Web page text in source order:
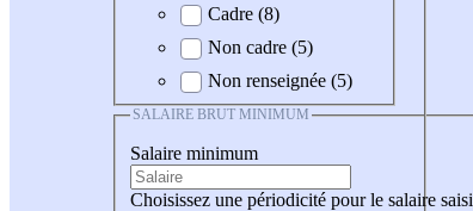
Cadre (8)
Non cadre (5)
Non renseignée (5)
SALAIRE BRUT MINIMUM
Salaire minimum
Choisissez une périodicité pour le salaire saisi